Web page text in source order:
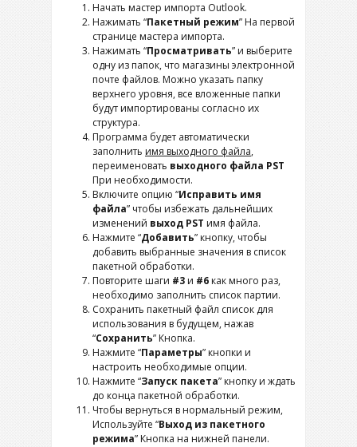
Начать мастер импорта Outlook.
Нажимать “Пакетный режим” На первой
странице мастера импорта.
Нажимать “Просматривать” и выберите
одну из папок, что магазины электронной
почте файлов. Можно указать папку
верхнего уровня, все вложенные папки
будут импортированы согласно их
структура.
Программа будет автоматически
заполнить имя выходного файла,
переименовать выходного файла PST
При необходимости.
Включите опцию “Исправить имя
файла” чтобы избежать дальнейших
изменений выход PST имя файла.
Нажмите “Добавить” кнопку, чтобы
добавить выбранные значения в список
пакетной обработки.
Повторите шаги #3 и #6 как много раз,
необходимо заполнить список партии.
Сохранить пакетный файл список для
использования в будущем, нажав
“Сохранить” Кнопка.
Нажмите “Параметры” кнопки и
настроить необходимые опции.
Нажмите “Запуск пакета” кнопку и ждать
до конца пакетной обработки.
Чтобы вернуться в нормальный режим,
Используйте “Выход из пакетного
режима” Кнопка на нижней панели.